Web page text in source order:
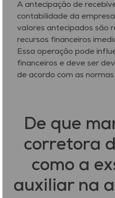
A antecipação de
contabilidade da
valores antecipados são
recursos financeiros
Essa operação pode
financeiros e deve ser
de acordo com as
De que
corretora
como a
auxiliar na